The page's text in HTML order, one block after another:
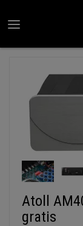
Atoll
gratis